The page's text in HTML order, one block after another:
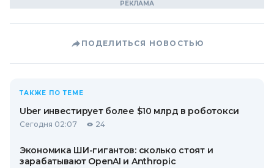
ПОДЕЛИТЬСЯ НОВОСТЬЮ
ТАКЖЕ ПО ТЕМЕ
Uber инвестирует более $10 млрд в роботокси
Сегодня 02:07 24
Экономика ШИ-гигантов: сколько стоят и
зарабатывают OpenAI и Anthropic